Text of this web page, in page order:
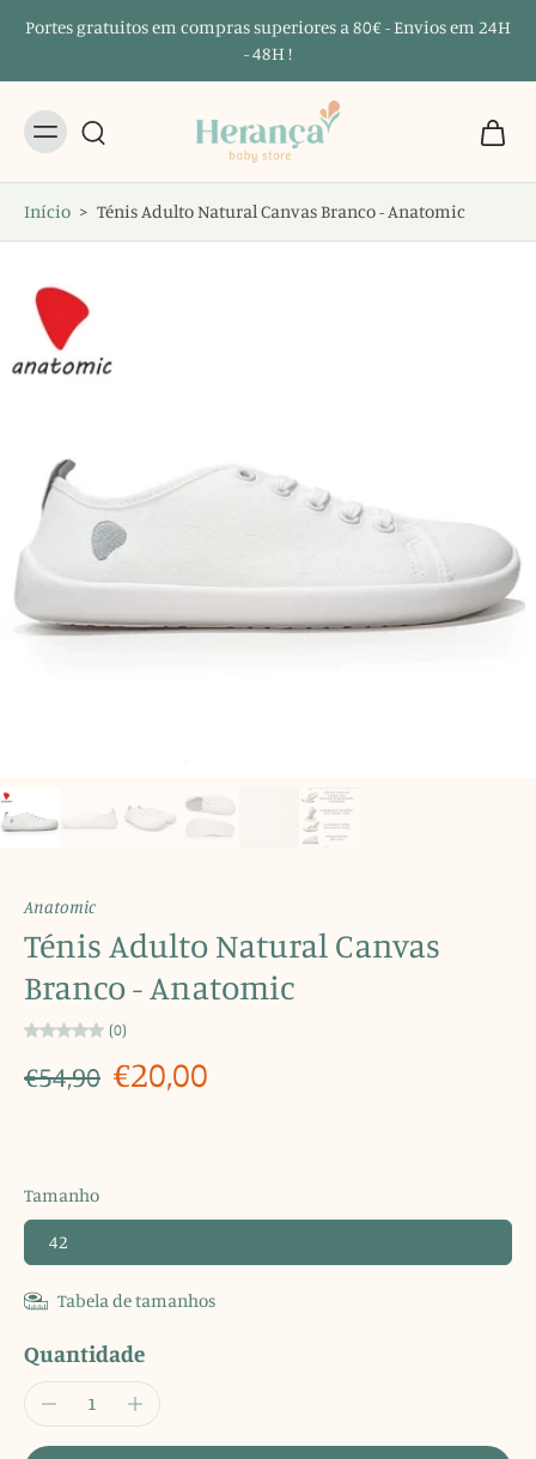
Portes gratuitos em compras superiores a 80€ - Envios em 24H
- 48H !
Início > Ténis Adulto Natural Canvas Branco - Anatomic
Anatomic
Ténis Adulto Natural Canvas
Branco - Anatomic
(0)
€54,90 €20,00
Tamanho
42
Tabela de tamanhos
Quantidade